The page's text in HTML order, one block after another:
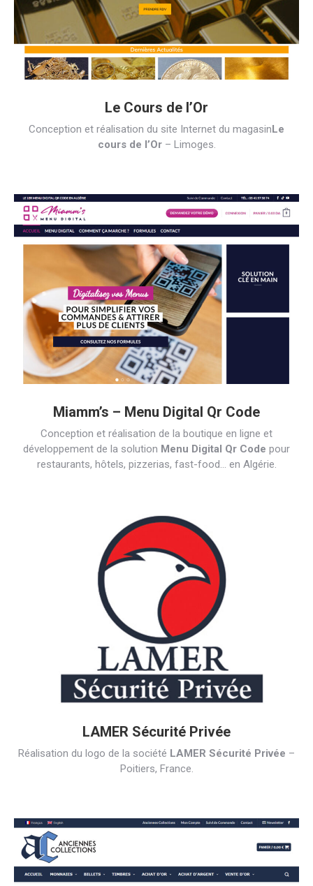
Le Cours de l’Or
Conception et réalisation du site Internet du magasinLe
cours de l’Or– Limoges.
Miamm’s – Menu Digital Qr Code
Conception et réalisation de la boutique en ligne et
développement de la solution Menu Digital Qr Code pour
restaurants, hôtels, pizzerias, fast-food… en Algérie.
LAMER Sécurité Privée
Réalisation du logo de la société LAMER Sécurité Privée –
Poitiers, France.